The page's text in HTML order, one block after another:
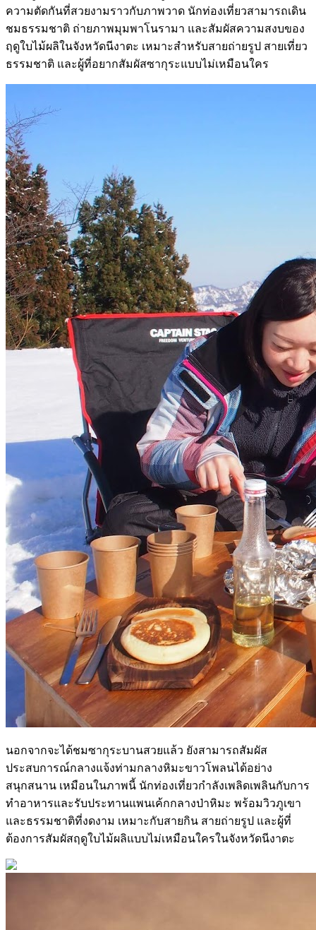
ความตัดกันที่สวยงามราวกับภาพวาด นักท่องเที่ยวสามารถเดิน
ชมธรรมชาติ ถ่ายภาพมุมพาโนรามา และสัมผัสความสงบของ
ฤดูใบไม้ผลิในจังหวัดนีงาตะ เหมาะสำหรับสายถ่ายรูป สายเที่ยว
ธรรมชาติ และผู้ที่อยากสัมผัสซากุระแบบไม่เหมือนใคร
นอกจากจะได้ชมซากุระบานสวยแล้ว ยังสามารถสัมผัส
ประสบการณ์กลางแจ้งท่ามกลางหิมะขาวโพลนได้อย่าง
สนุกสนาน เหมือนในภาพนี้ นักท่องเที่ยวกำลังเพลิดเพลินกับการ
ทำอาหารและรับประทานแพนเค้กกลางป่าหิมะ พร้อมวิวภูเขา
และธรรมชาติที่งดงาม เหมาะกับสายกิน สายถ่ายรูป และผู้ที่
ต้องการสัมผัสฤดูใบไม้ผลิแบบไม่เหมือนใครในจังหวัดนีงาตะ